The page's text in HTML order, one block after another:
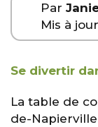
Par
Mis à
Se divertir
La table de
de-